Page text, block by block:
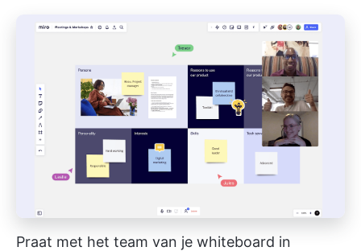
Praat met het team van je whiteboard in